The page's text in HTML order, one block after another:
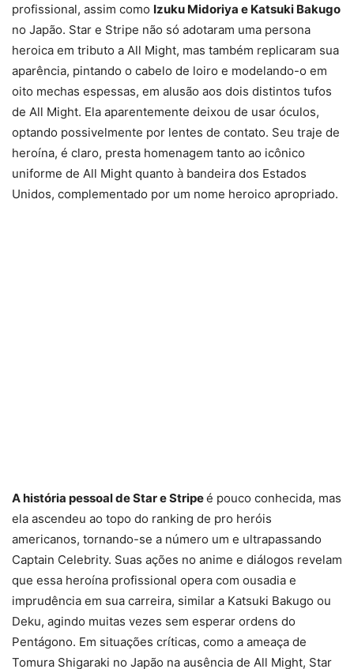
profissional, assim como Izuku Midoriya e Katsuki Bakugo
no Japão. Star e Stripe não só adotaram uma persona
heroica em tributo a All Might, mas também replicaram sua
aparência, pintando o cabelo de loiro e modelando-o em
oito mechas espessas, em alusão aos dois distintos tufos
de All Might. Ela aparentemente deixou de usar óculos,
optando possivelmente por lentes de contato. Seu traje de
heroína, é claro, presta homenagem tanto ao icônico
uniforme de All Might quanto à bandeira dos Estados
Unidos, complementado por um nome heroico apropriado.
A história pessoal de Star e Stripeé pouco conhecida, mas
ela ascendeu ao topo do ranking de pro heróis
americanos, tornando-se a número um e ultrapassando
Captain Celebrity. Suas ações no anime e diálogos revelam
que essa heroína profissional opera com ousadia e
imprudência em sua carreira, similar a Katsuki Bakugo ou
Deku, agindo muitas vezes sem esperar ordens do
Pentágono. Em situações críticas, como a ameaça de
Tomura Shigaraki no Japão na ausência de All Might, Star